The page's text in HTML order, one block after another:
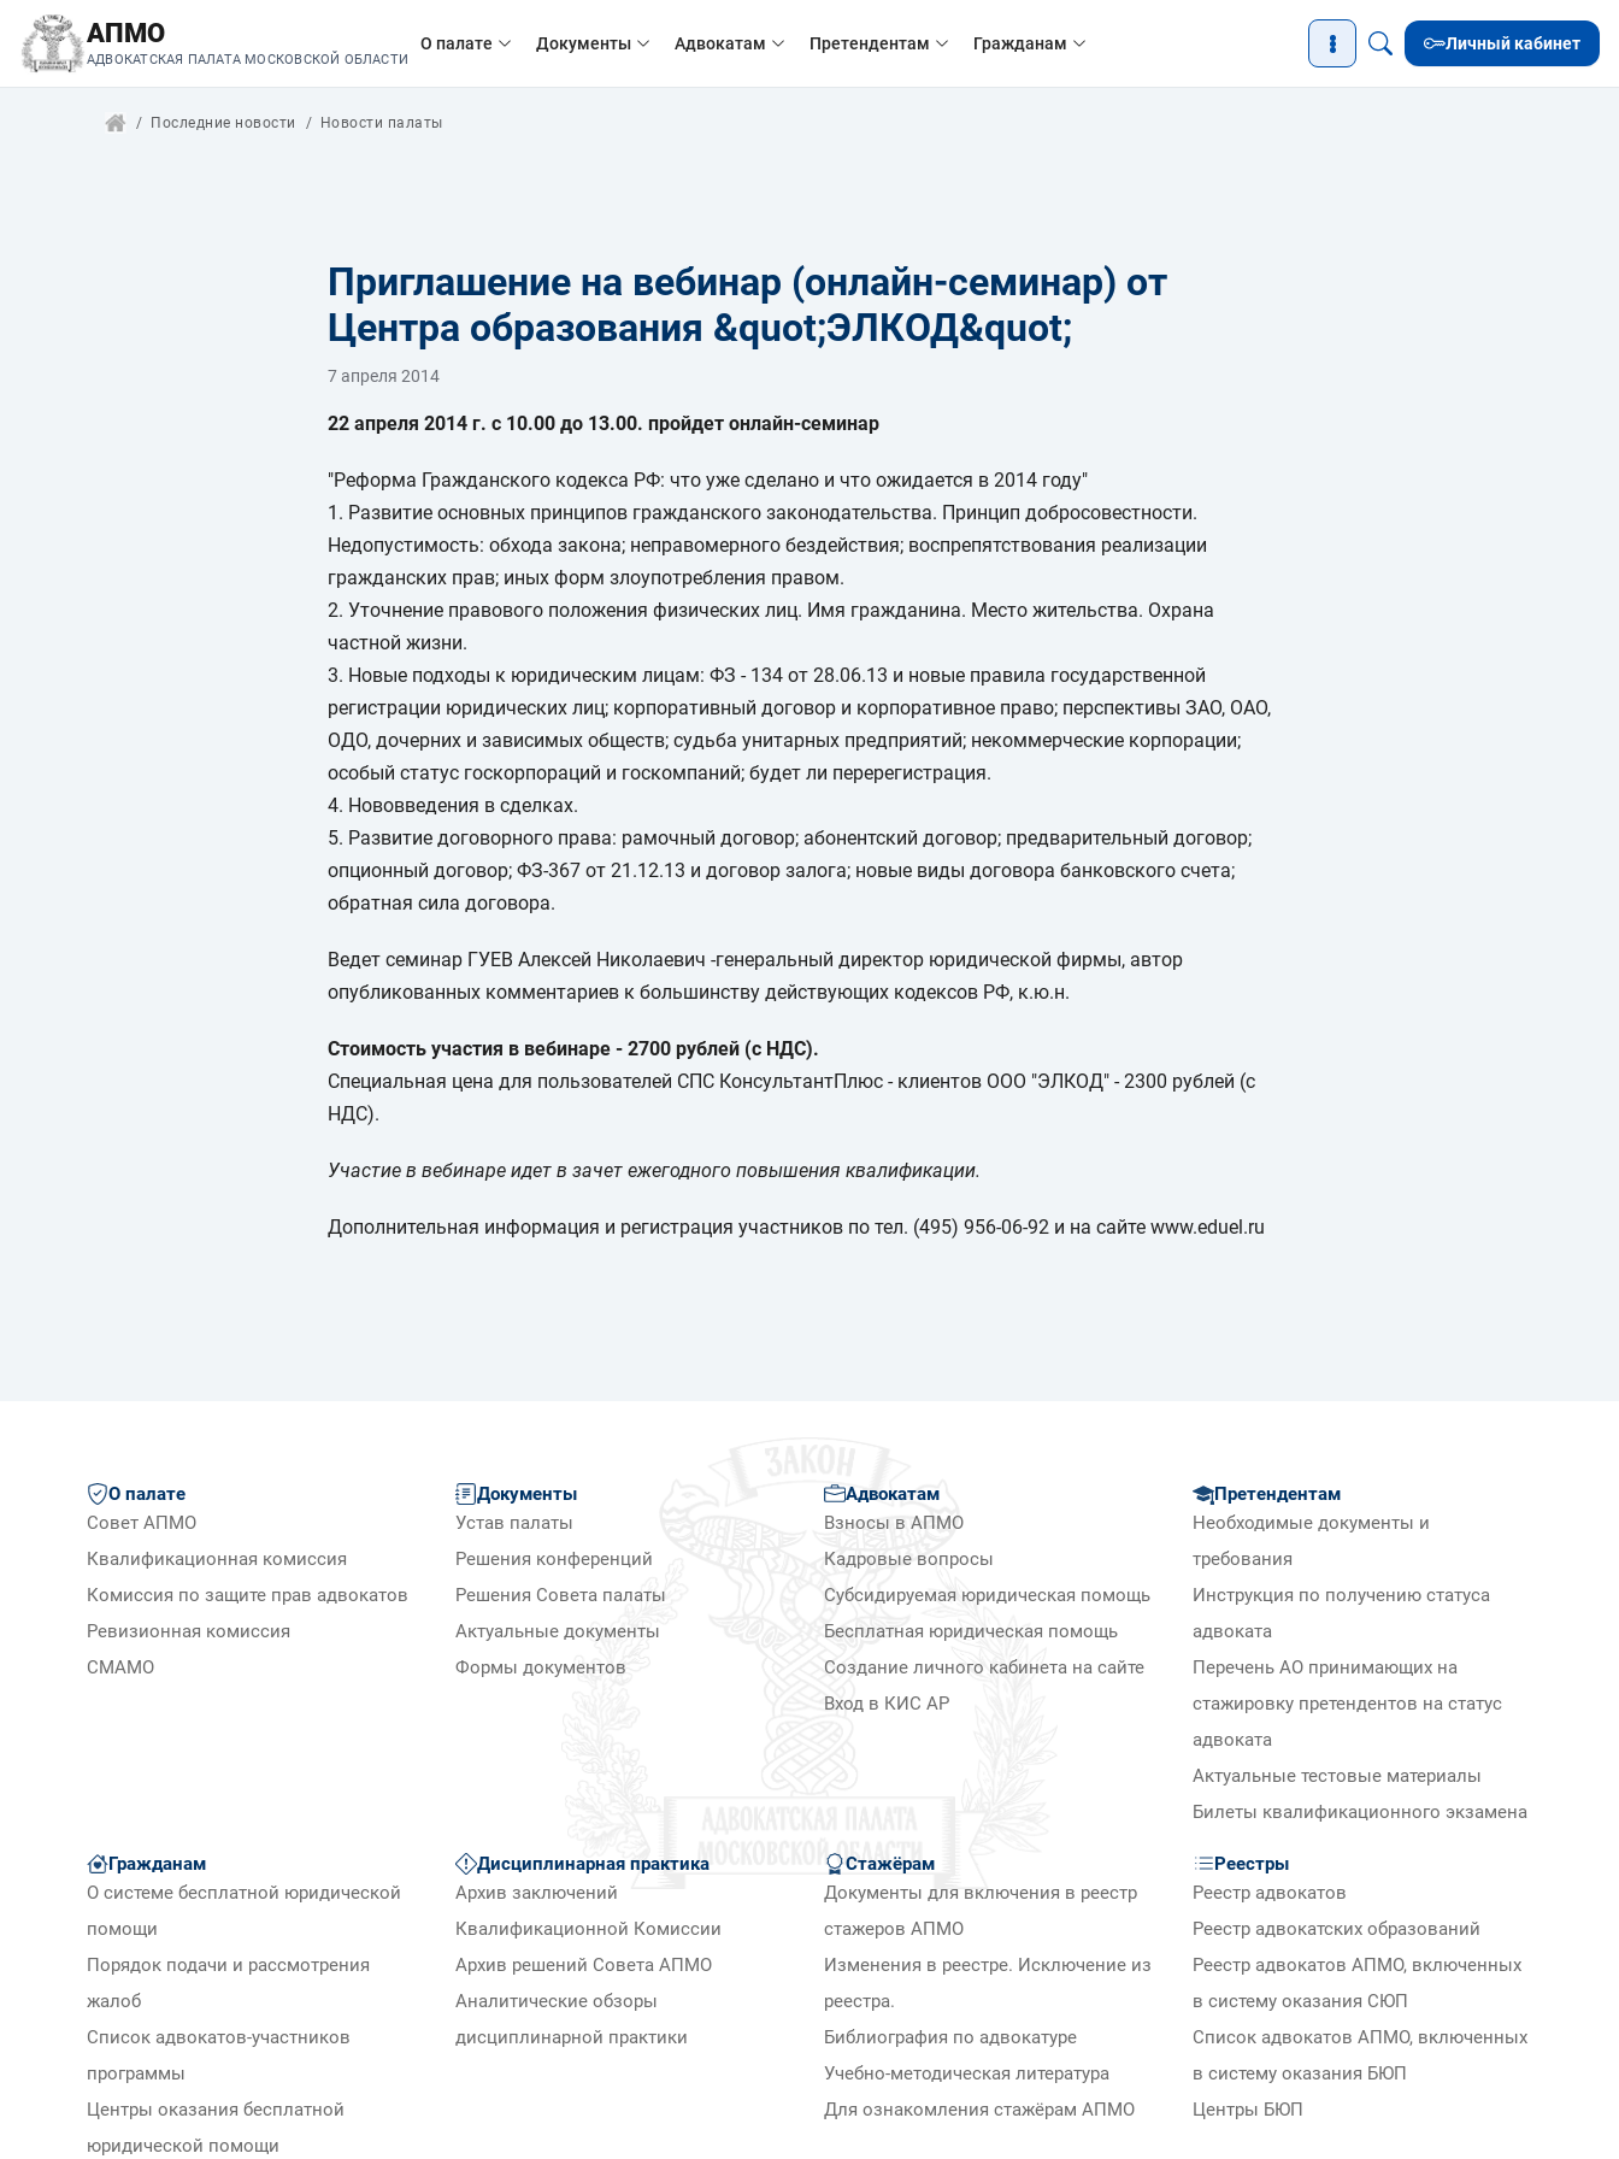
АПМО
АДВОКАТСКАЯ ПАЛАТА МОСКОВСКОЙ ОБЛАСТИ
О палате Документы Адвокатам Претендентам Гражданам Личный кабинет
Последние новости Новости палаты
Приглашение на вебинар (онлайн-семинар) от
Центра образования &quot;ЭЛКОД&quot;
7 апреля 2014
22 апреля 2014 г. с 10.00 до 13.00. пройдет онлайн-семинар
"Реформа Гражданского кодекса РФ: что уже сделано и что ожидается в 2014 году"
1. Развитие основных принципов гражданского законодательства. Принцип добросовестности.
Недопустимость: обхода закона; неправомерного бездействия; воспрепятствования реализации
гражданских прав; иных форм злоупотребления правом.
2. Уточнение правового положения физических лиц. Имя гражданина. Место жительства. Охрана
частной жизни.
3. Новые подходы к юридическим лицам: ФЗ - 134 от 28.06.13 и новые правила государственной
регистрации юридических лиц; корпоративный договор и корпоративное право; перспективы ЗАО, ОАО,
ОДО, дочерних и зависимых обществ; судьба унитарных предприятий; некоммерческие корпорации;
особый статус госкорпораций и госкомпаний; будет ли перерегистрация.
4. Нововведения в сделках.
5. Развитие договорного права: рамочный договор; абонентский договор; предварительный договор;
опционный договор; ФЗ-367 от 21.12.13 и договор залога; новые виды договора банковского счета;
обратная сила договора.
Ведет семинар ГУЕВ Алексей Николаевич -генеральный директор юридической фирмы, автор
опубликованных комментариев к большинству действующих кодексов РФ, к.ю.н.
Стоимость участия в вебинаре - 2700 рублей (с НДС).
Специальная цена для пользователей СПС КонсультантПлюс - клиентов ООО "ЭЛКОД" - 2300 рублей (с
НДС).
Участие в вебинаре идет в зачет ежегодного повышения квалификации.
Дополнительная информация и регистрация участников по тел. (495) 956-06-92 и на сайте www.eduel.ru
О палате
Совет АПМО
Квалификационная комиссия
Комиссия по защите прав адвокатов
Ревизионная комиссия
СМАМО
Документы
Устав палаты
Решения конференций
Решения Совета палаты
Актуальные документы
Формы документов
Адвокатам
Взносы в АПМО
Кадровые вопросы
Субсидируемая юридическая помощь
Бесплатная юридическая помощь
Создание личного кабинета на сайте
Вход в КИС АР
Претендентам
Необходимые документы и
требования
Инструкция по получению статуса
адвоката
Перечень АО принимающих на
стажировку претендентов на статус
адвоката
Актуальные тестовые материалы
Билеты квалификационного экзамена
Гражданам
О системе бесплатной юридической
помощи
Порядок подачи и рассмотрения
жалоб
Список адвокатов-участников
программы
Центры оказания бесплатной
юридической помощи
Дисциплинарная практика
Архив заключений
Квалификационной Комиссии
Архив решений Совета АПМО
Аналитические обзоры
дисциплинарной практики
Стажёрам
Документы для включения в реестр
стажеров АПМО
Изменения в реестре. Исключение из
реестра.
Библиография по адвокатуре
Учебно-методическая литература
Для ознакомления стажёрам АПМО
Реестры
Реестр адвокатов
Реестр адвокатских образований
Реестр адвокатов АПМО, включенных
в систему оказания СЮП
Список адвокатов АПМО, включенных
в систему оказания БЮП
Центры БЮП